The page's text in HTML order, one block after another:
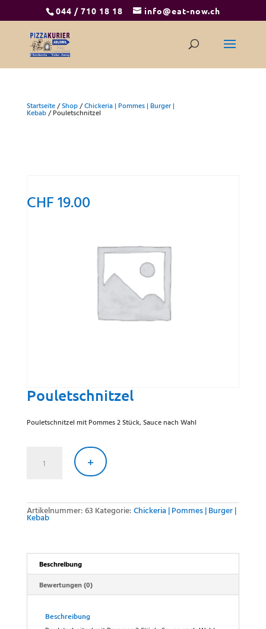
044 / 710 18 18 info@eat-now.ch
Startseite/Shop/Chickeria | Pommes | Burger |
Kebab/ Pouletschnitzel
Pouletschnitzel
CHF19.00
Pouletschnitzel mit Pommes 2 Stück, Sauce nach Wahl
+
Artikelnummer:63 Kategorie:Chickeria | Pommes | Burger |
Kebab
Beschreibung
Bewertungen (0)
Beschreibung